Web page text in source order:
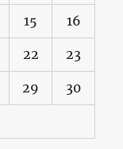
15 16
22 23
29 30